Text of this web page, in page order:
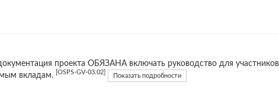
проекта ОБЯЗАНА включать руководство для
вкладам.
[OSPS-GV-03.02] Показать подробности